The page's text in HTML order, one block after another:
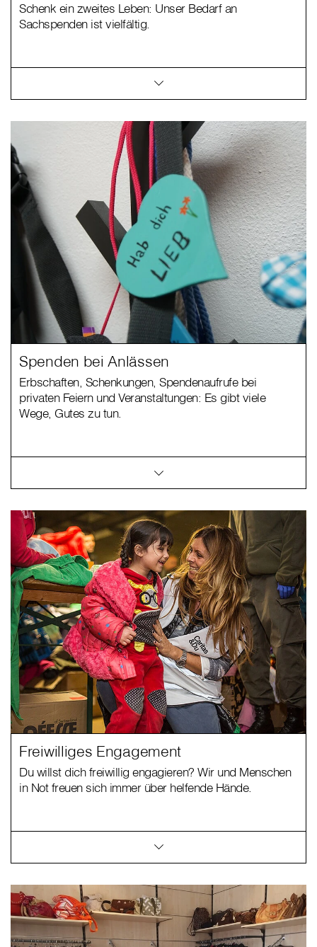
Schenk ein zweites Leben: Unser Bedarf an
Sachspenden ist vielfältig.
Spenden bei Anlässen
Erbschaften, Schenkungen, Spendenaufrufe bei
privaten Feiern und Veranstaltungen: Es gibt viele
Wege, Gutes zu tun.
Freiwilliges Engagement
Du willst dich freiwillig engagieren? Wir und Menschen
in Not freuen sich immer über helfende Hände.